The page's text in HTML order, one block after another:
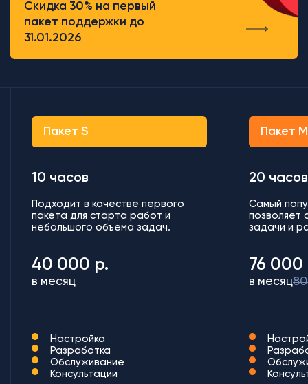
Скидка 30% на первый
пакет поддержки до
31.01.2026
Пакет S
10 часов
Подходит в качестве первого
пакета для старта работ и
небольшого объема задач.
40 000 р.
в месяц
Настройка
Разработка
Обслуживание
Консультации
Пакет M
20 часов
Самый
позволяет
задачи и
76 000
в месяц